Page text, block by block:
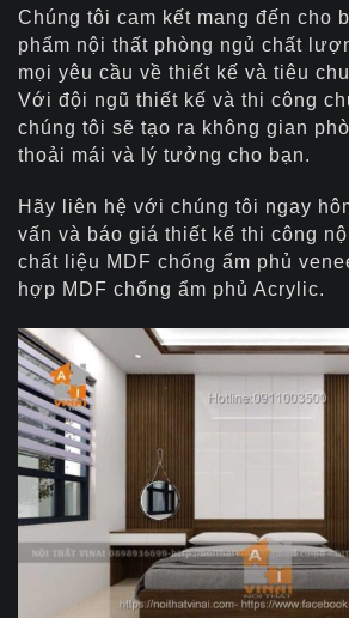
Chúng tôi cam kết mang đến cho
phẩm nội thất phòng ngủ chất
mọi yêu cầu về thiết kế và tiêu
Với đội ngũ thiết kế và thi công
chúng tôi sẽ tạo ra không gian
thoải mái và lý tưởng cho bạn.
Hãy liên hệ với chúng tôi ngay
vấn và báo giá thiết kế thi công
chất liệu MDF chống ẩm phủ
hợp MDF chống ẩm phủ Acrylic.